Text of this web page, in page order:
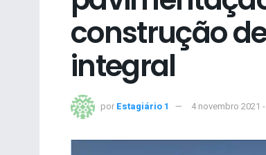
construção
integral
por Estagiário 1 4 novembro 2021